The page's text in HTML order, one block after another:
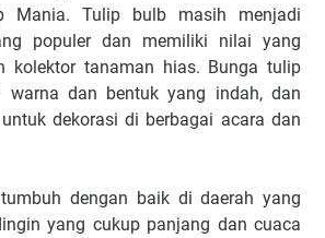
Mania. Tulip bulb masih menjadi
populer dan memiliki nilai yang
kolektor tanaman hias. Bunga tulip
warna dan bentuk yang indah, dan
dekorasi di berbagai acara dan
dengan baik di daerah yang
yang cukup panjang dan cuaca